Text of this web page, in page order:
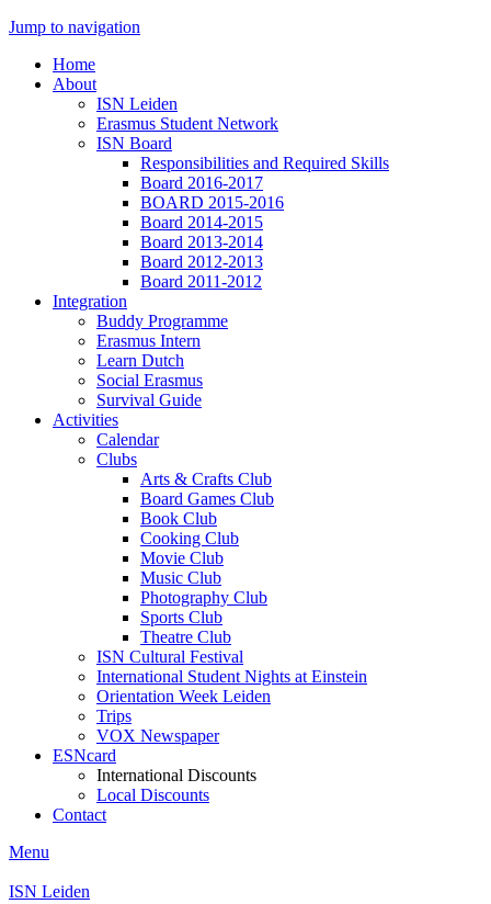
Jump to navigation
Home
About
ISN Leiden
Erasmus Student Network
ISN Board
Responsibilities and Required Skills
Board 2016-2017
BOARD 2015-2016
Board 2014-2015
Board 2013-2014
Board 2012-2013
Board 2011-2012
Integration
Buddy Programme
Erasmus Intern
Learn Dutch
Social Erasmus
Survival Guide
Activities
Calendar
Clubs
Arts & Crafts Club
Board Games Club
Book Club
Cooking Club
Movie Club
Music Club
Photography Club
Sports Club
Theatre Club
ISN Cultural Festival
International Student Nights at Einstein
Orientation Week Leiden
Trips
VOX Newspaper
ESNcard
International Discounts
Local Discounts
Contact
Menu
ISN Leiden